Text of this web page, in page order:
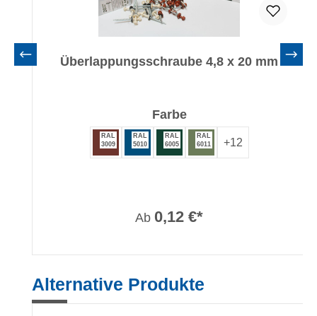
Überlappungsschraube 4,8 x 20 mm
Farbeauswählen
RAL
3009
RAL
5010
RAL
6005
RAL
6011
+12
Ab 0,12 €*
Produktgalerie überspringen
Alternative Produkte